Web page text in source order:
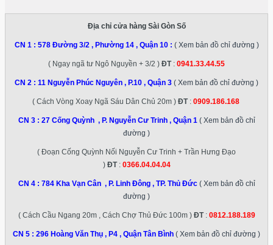
Địa chỉ cửa hàng Sài Gòn Số
CN 1 : 578 Đường 3/2 , Phường 14 , Quận 10: ( Xem bản đồ chỉ đường )
( Ngay ngã tư Ngô Nguyền + 3/2 ) ĐT: 0941.33.44.55
CN 2 : 11 Nguyễn Phúc Nguyên , P.10 , Quận 3 ( Xem bản đồ chỉ đường )
( Cách Vòng Xoay Ngã Sáu Dân Chủ 20m ) ĐT: 0909.186.168
CN 3 : 27 Cống Quỳnh , P. Nguyễn Cư Trinh , Quận 1 ( Xem bản đồ chỉ
đường )
( Đoạn Cống Quỳnh Nối Nguyễn Cư Trinh + Trần Hưng Đạo
) ĐT: 0366.04.04.04
CN 4 : 784 Kha Vạn Cân , P. Linh Đông , TP. Thủ Đức( Xem bản đồ chỉ
đường )
( Cách Cầu Ngang 20m , Cách Chợ Thủ Đức 100m ) ĐT: 0812.188.189
CN 5 : 296 Hoàng Văn Thụ , P4 , Quận Tân Bình ( Xem bản đồ chỉ đường )